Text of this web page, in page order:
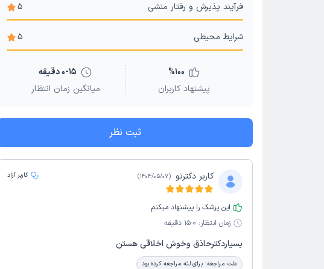
فرآیند پذیرش و رفتار منشی 5
شرایط محیطی 5
%100
پیشنهاد کاربران
0-15 دقیقه
میانگین زمان انتظار
ثبت نظر
کاربر دکترتو (
1404/05/07
) کاربر آزاد
این پزشک را پیشنهاد میکنم
زمان انتظار: 0-15 دقیقه
بسیاردکترحاذق وخوش اخلاقی هستن
علت مراجعه: برای لثه مراجعه کرده بود